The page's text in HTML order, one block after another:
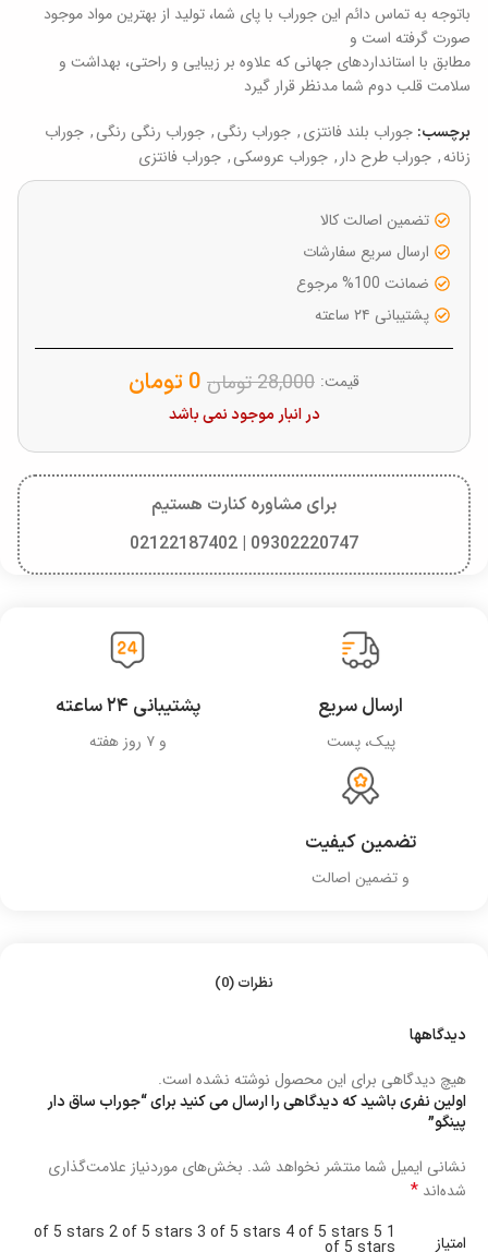
باتوجه به تماس دائم این جوراب با پای شما، تولید از بهترین مواد موجود
صورت گرفته است و
مطابق با استانداردهای جهانی که علاوه بر زیبایی و راحتی، بهداشت و
سلامت قلب دوم شما مدنظر قرار گیرد
برچسب: جوراب بلند فانتزی, جوراب رنگی, جوراب رنگی رنگی, جوراب
زنانه, جوراب طرح دار, جوراب عروسکی, جوراب فانتزی
تضمین اصالت کالا
ارسال سریع سفارشات
ضمانت 100% مرجوع
پشتیبانی ۲۴ ساعته
قیمت: 28,000تومان 0 تومان
در انبار موجود نمی باشد
برای مشاوره کنارت هستیم
09302220747 | 02122187402
ارسال سریع
پیک، پست
پشتیبانی ۲۴ ساعته
و ۷ روز هفته
تضمین کیفیت
و تضمین اصالت
نظرات (0)
دیدگاهها
هیچ دیدگاهی برای این محصول نوشته نشده است.
اولین نفری باشید که دیدگاهی را ارسال می کنید برای “جوراب ساق دار
پینگو”
نشانی ایمیل شما منتشر نخواهد شد. بخش‌های موردنیاز علامت‌گذاری
شده‌اند *
امتیاز 1 of 5 stars
2 of 5 stars 3 of 5 stars 4 of 5 stars 5